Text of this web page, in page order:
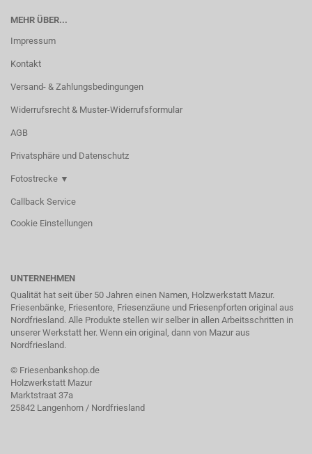
MEHR ÜBER...
Impressum
Kontakt
Versand- & Zahlungsbedingungen
Widerrufsrecht & Muster-Widerrufsformular
AGB
Privatsphäre und Datenschutz
Fotostrecke ▼
Callback Service
Cookie Einstellungen
UNTERNEHMEN
Qualität hat seit über 50 Jahren einen Namen, Holzwerkstatt Mazur.
Friesenbänke, Friesentore, Friesenzäune und Friesenpforten original aus
Nordfriesland. Alle Produkte stellen wir selber in allen Arbeitsschritten in
unserer Werkstatt her. Wenn ein original, dann von Mazur aus
Nordfriesland.
© Friesenbankshop.de
Holzwerkstatt Mazur
Marktstraat 37a
25842 Langenhorn / Nordfriesland